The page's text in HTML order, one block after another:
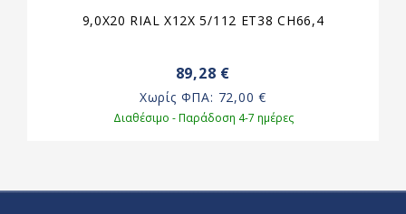
9,0X20 RIAL X12X 5/112 ET38 CH66,4
89,28 €
Χωρίς ΦΠΑ: 72,00 €
Διαθέσιμο - Παράδοση 4-7 ημέρες